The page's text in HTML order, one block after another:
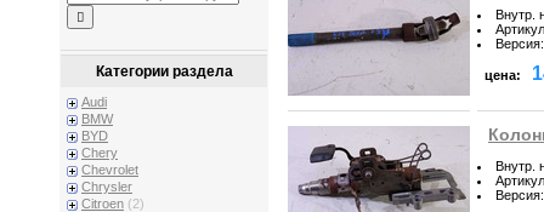
Категории раздела
Audi
BMW
BYD
Chery
Chevrolet
Chrysler
Citroen (2)
Внутр.
Артикул
Версия:
цена:
Внутр.
Артикул
Версия: